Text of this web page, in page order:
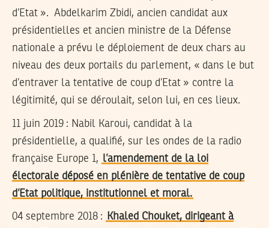
d’Etat ». Abdelkarim Zbidi, ancien candidat aux
présidentielles et ancien ministre de la Défense
nationale a prévu le déploiement de deux chars au
niveau des deux portails du parlement, « dans le but
d’entraver la tentative de coup d’Etat » contre la
légitimité, qui se déroulait, selon lui, en ces lieux.
11 juin 2019 : Nabil Karoui, candidat à la
présidentielle, a qualifié, sur les ondes de la radio
française Europe 1, l’amendement de la loi
électorale déposé en plénière de tentative de coup
d’Etat politique, institutionnel et moral.
04 septembre 2018 :
Khaled Chouket, dirigeant à